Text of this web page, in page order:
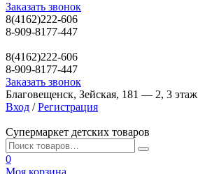
Заказать звонок
8(4162)222-606
8-909-8177-447
8(4162)222-606
8-909-8177-447
Заказать звонок
Благовещенск, Зейская, 181 — 2, 3 этаж
Вход / Регистрация
Супермаркет детских товаров
0
Моя корзина